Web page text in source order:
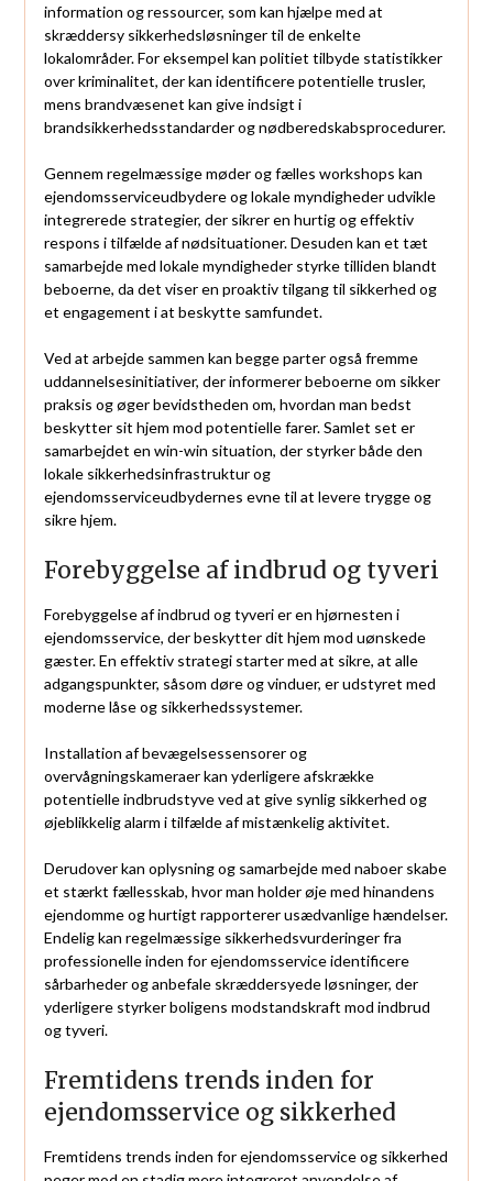
information og ressourcer, som kan hjælpe med at
skræddersy sikkerhedsløsninger til de enkelte
lokalområder. For eksempel kan politiet tilbyde statistikker
over kriminalitet, der kan identificere potentielle trusler,
mens brandvæsenet kan give indsigt i
brandsikkerhedsstandarder og nødberedskabsprocedurer.
Gennem regelmæssige møder og fælles workshops kan
ejendomsserviceudbydere og lokale myndigheder udvikle
integrerede strategier, der sikrer en hurtig og effektiv
respons i tilfælde af nødsituationer. Desuden kan et tæt
samarbejde med lokale myndigheder styrke tilliden blandt
beboerne, da det viser en proaktiv tilgang til sikkerhed og
et engagement i at beskytte samfundet.
Ved at arbejde sammen kan begge parter også fremme
uddannelsesinitiativer, der informerer beboerne om sikker
praksis og øger bevidstheden om, hvordan man bedst
beskytter sit hjem mod potentielle farer. Samlet set er
samarbejdet en win-win situation, der styrker både den
lokale sikkerhedsinfrastruktur og
ejendomsserviceudbydernes evne til at levere trygge og
sikre hjem.
Forebyggelse af indbrud og tyveri
Forebyggelse af indbrud og tyveri er en hjørnesten i
ejendomsservice, der beskytter dit hjem mod uønskede
gæster. En effektiv strategi starter med at sikre, at alle
adgangspunkter, såsom døre og vinduer, er udstyret med
moderne låse og sikkerhedssystemer.
Installation af bevægelsessensorer og
overvågningskameraer kan yderligere afskrække
potentielle indbrudstyve ved at give synlig sikkerhed og
øjeblikkelig alarm i tilfælde af mistænkelig aktivitet.
Derudover kan oplysning og samarbejde med naboer skabe
et stærkt fællesskab, hvor man holder øje med hinandens
ejendomme og hurtigt rapporterer usædvanlige hændelser.
Endelig kan regelmæssige sikkerhedsvurderinger fra
professionelle inden for ejendomsservice identificere
sårbarheder og anbefale skræddersyede løsninger, der
yderligere styrker boligens modstandskraft mod indbrud
og tyveri.
Fremtidens trends inden for
ejendomsservice og sikkerhed
Fremtidens trends inden for ejendomsservice og sikkerhed